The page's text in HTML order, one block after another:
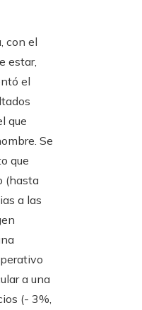
con el
estar,
el
que
Se
que
(hasta
a las
a una
(- 3%,